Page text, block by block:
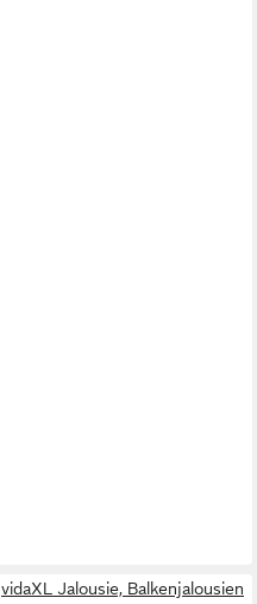
vidaXL Jalousie, Balkenjalousien